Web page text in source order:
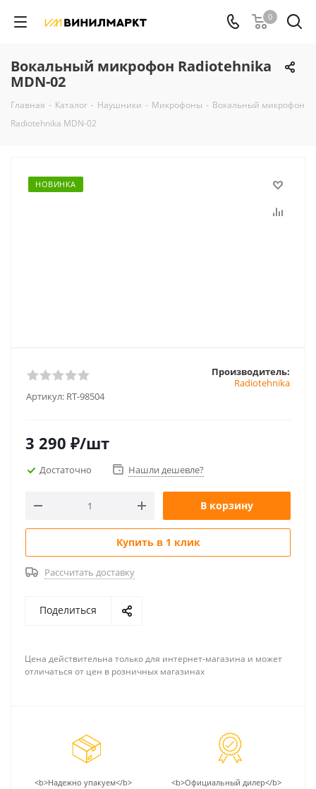
0
Вокальный микрофон Radiotehnika
MDN-02
Главная - Каталог - Наушники - Микрофоны - Вокальный микрофон
Radiotehnika MDN-02
НОВИНКА
Артикул: RT-98504
Производитель:
Radiotehnika
3 290 ₽/шт
Достаточно Нашли дешевле?
В корзину
Купить в 1 клик
Рассчитать доставку
Поделиться
Цена действительна только для интернет-магазина и может
отличаться от цен в розничных магазинах
<b>Надежно упакуем</b> <b>Официальный дилер</b>